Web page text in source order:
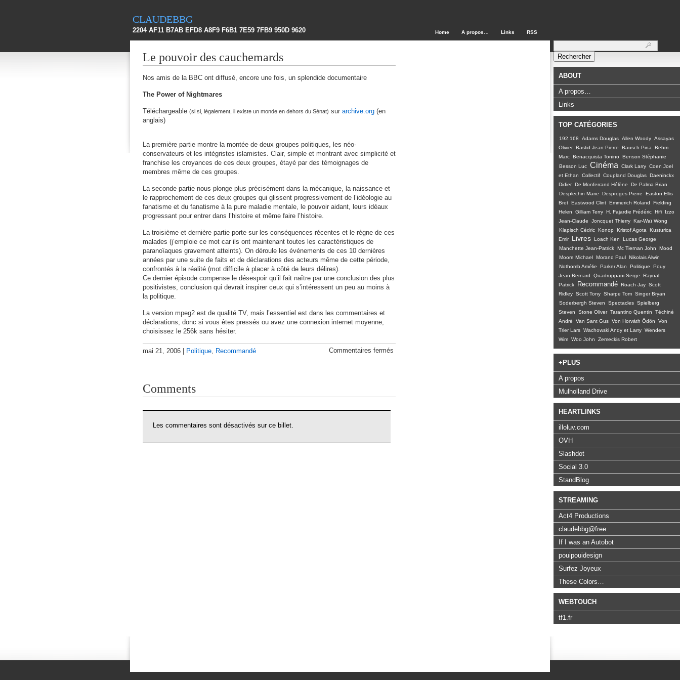
claudebbg
2204 AF11 B7AB EFD8 A8F9 F6B1 7E59 7FB9 950D 9620 Home A propos… Links RSS
Le pouvoir des cauchemards
Nos amis de la BBC ont diffusé, encore une fois, un splendide documentaire
The Power of Nightmares
Téléchargeable (si si, légalement, il existe un monde en dehors du Sénat) sur archive.org (en
anglais)
La première partie montre la montée de deux groupes politiques, les néo-
conservateurs et les intégristes islamistes. Clair, simple et montrant avec simplicité et
franchise les croyances de ces deux groupes, étayé par des témoignages de
membres même de ces groupes.
La seconde partie nous plonge plus précisément dans la mécanique, la naissance et
le rapprochement de ces deux groupes qui glissent progressivement de l’idéologie au
fanatisme et du fanatisme à la pure maladie mentale, le pouvoir aidant, leurs idéaux
progressant pour entrer dans l’histoire et même faire l’histoire.
La troisième et dernière partie porte sur les conséquences récentes et le règne de ces
malades (j’emploie ce mot car ils ont maintenant toutes les caractéristiques de
paranoïaques gravement atteints). On déroule les événements de ces 10 dernières
années par une suite de faits et de déclarations des acteurs même de cette période,
confrontés à la réalité (mot difficile à placer à côté de leurs délires).
Ce dernier épisode compense le désespoir qu’il fait naître par une conclusion des plus
positivistes, conclusion qui devrait inspirer ceux qui s’intéressent un peu au moins à
la politique.
La version mpeg2 est de qualité TV, mais l’essentiel est dans les commentaires et
déclarations, donc si vous êtes pressés ou avez une connexion internet moyenne,
choisissez le 256k sans hésiter.
mai 21, 2006 | Politique, Recommandé Commentaires fermés
Comments
Les commentaires sont désactivés sur ce billet.
ABOUT
A propos…
Links
TOP CATÉGORIES
192.168 Adams Douglas Allen Woody Assayas
Olivier Bastid Jean-Pierre Bausch Pina
Behm
Marc Benacquista Tonino
Benson Stéphanie
Besson Luc Cinéma Clark Larry Coen Joel
et Ethan
Collectif Coupland Douglas Daeninckx
Didier De Monferrand Hélène
De Palma Brian
Desplechin Marie
Desproges Pierre
Easton Ellis
Bret Eastwood Clint Emmerich Roland
Fielding
Helen
Gilliam Terry H. Fajardie Frédéric Hifi
Izzo
Jean-Claude
Joncquet Thierry Kar-Waï Wong
Klapisch Cédric Konop Kristof Agota
Kusturica
Emir
Livres Loach Ken
Lucas George
Manchette Jean-Patrick Mc Tiernan John
Mood
Moore Michael Morand Paul Nikolais Alwin
Nothomb Amélie
Parker Alan Politique
Pouy
Jean-Bernard
Quadruppani Serge
Raynal
Patrick
Recommandé Roach Jay Scott
Ridley Scott Tony Sharpe Tom Singer Bryan
Soderbergh Steven
Spectacles Spielberg
Steven
Stone Oliver Tarantino Quentin
Téchiné
André
Van Sant Gus Von Horváth Ödön
Von
Trier Lars Wachowski Andy et Larry Wenders
Wim Woo John Zemeckis Robert
+PLUS
A propos
Mulholland Drive
HEARTLINKS
illoluv.com
OVH
Slashdot
Social 3.0
StandBlog
STREAMING
Act4 Productions
claudebbg@free
If I was an Autobot
pouipouidesign
Surfez Joyeux
These Colors…
WEBTOUCH
tf1.fr